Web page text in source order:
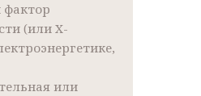
(или X-
или